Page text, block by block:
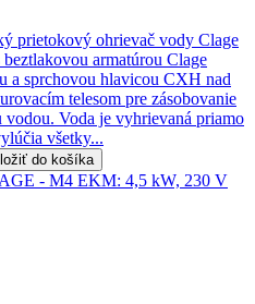
prietokový ohrievač vody Clage
armatúrou Clage
a sprchovou hlavicou CXH nad
telesom pre zásobovanie
vodou. Voda je vyhrievaná priamo
všetky...
do košíka